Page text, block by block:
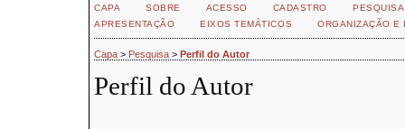
CAPA SOBRE ACESSO CADASTRO
PESQUISA
APRESENTAÇÃO
EIXOS TEMÁTICOS ORGANIZAÇÃO E
Capa > Pesquisa > Perfil do Autor
Perfil do Autor